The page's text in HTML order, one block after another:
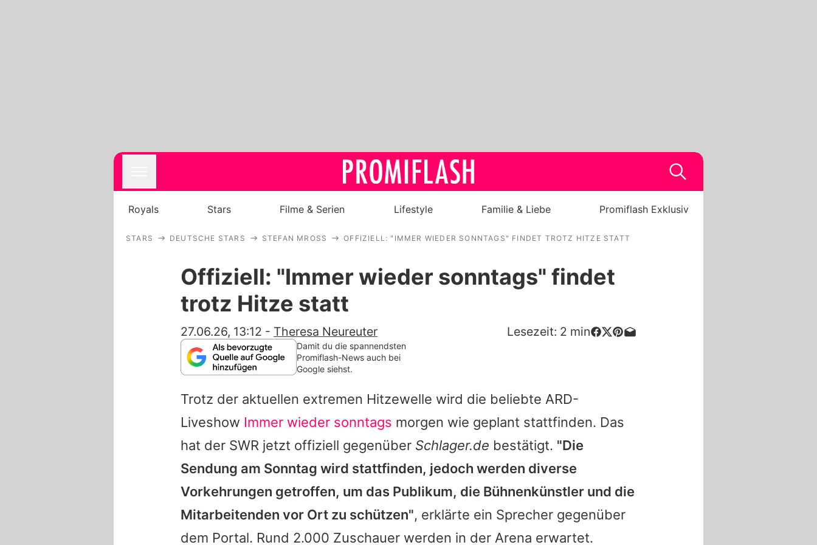
Royals
Stars
Familie & Liebe
App runterladen
Team
Redaktionelle Richtlinien
Impressum
Royals Stars Filme & Serien Lifestyle Familie & Liebe Promiflash Exklusiv
STARS DEUTSCHE STARS STEFAN MROSS OFFIZIELL: "IMMER WIEDER SONNTAGS" FINDET TROTZ HITZE STATT
Offiziell: "Immer wieder sonntags" findet
trotz Hitze statt
27.06.26, 13:12 - Theresa Neureuter Lesezeit: 2 min
Damit du die spannendsten
Promiflash-News auch bei
Google siehst.
Trotz der aktuellen extremen Hitzewelle wird die beliebte ARD-
Liveshow Immer wieder sonntags morgen wie geplant stattfinden. Das
hat der SWR jetzt offiziell gegenüber Schlager.de bestätigt. "Die
Sendung am Sonntag wird stattfinden, jedoch werden diverse
Vorkehrungen getroffen, um das Publikum, die Bühnenkünstler und die
Mitarbeitenden vor Ort zu schützen", erklärte ein Sprecher gegenüber
dem Portal. Rund 2.000 Zuschauer werden in der Arena erwartet.